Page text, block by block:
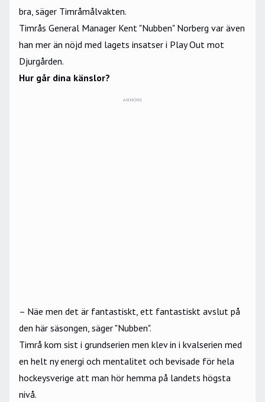
bra, säger Timråmålvakten.
Timrås General Manager Kent "Nubben" Norberg var även
han mer än nöjd med lagets insatser i Play Out mot
Djurgården.
Hur går dina känslor?
ANNONS
– Näe men det är fantastiskt, ett fantastiskt avslut på
den här säsongen, säger "Nubben".
Timrå kom sist i grundserien men klev in i kvalserien med
en helt ny energi och mentalitet och bevisade för hela
hockeysverige att man hör hemma på landets högsta
nivå.